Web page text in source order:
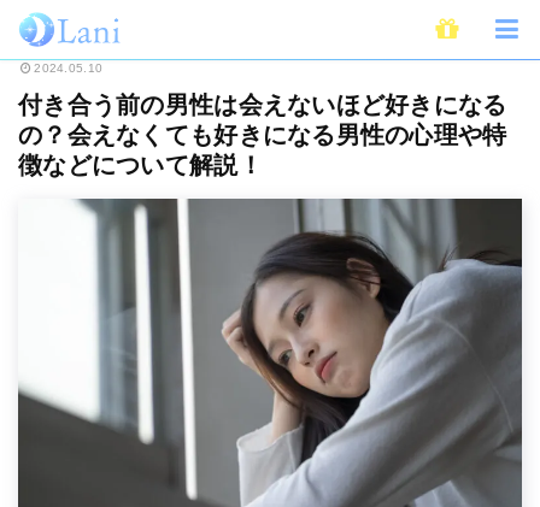
ホーム 恋愛 付き合う前の男性は会えないほど好きになるの？会えなくて
2024.05.10
付き合う前の男性は会えないほど好きになる
の？会えなくても好きになる男性の心理や特
徴などについて解説！